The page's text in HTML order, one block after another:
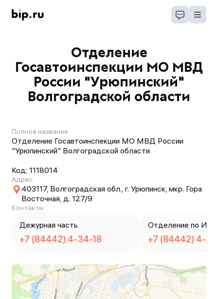
Отделение
Госавтоинспекции МО МВД
России "Урюпинский"
Волгоградской области
Полное название:
Отделение Госавтоинспекции МО МВД России
"Урюпинский" Волгоградской области
Код: 1118014
Адрес:
403117, Волгоградская обл., г. Урюпинск, мкр. Гора
Восточная, д. 127/9
Контакты:
Дежурная часть
+7 (84442) 4-34-18
Отделение по ИАЗ
+7 (84442) 4-